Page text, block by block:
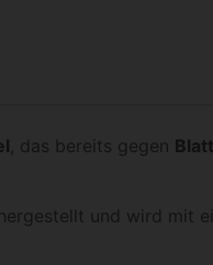
, das bereits gegen
und wird mit